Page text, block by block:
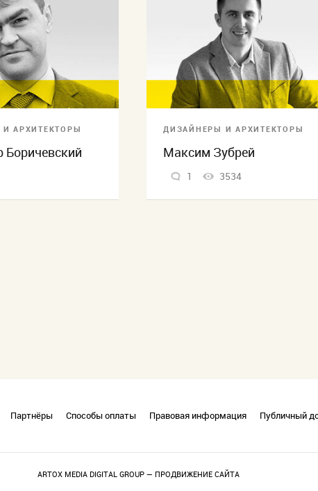
АРХИТЕКТОРЫ
Боричевский
ДИЗАЙНЕРЫ И АРХИТЕКТОРЫ
Максим Зубрей
1 3534
Партнёры Способы оплаты Правовая информация Публичный
ARTOX MEDIA DIGITAL GROUP — ПРОДВИЖЕНИЕ САЙТА